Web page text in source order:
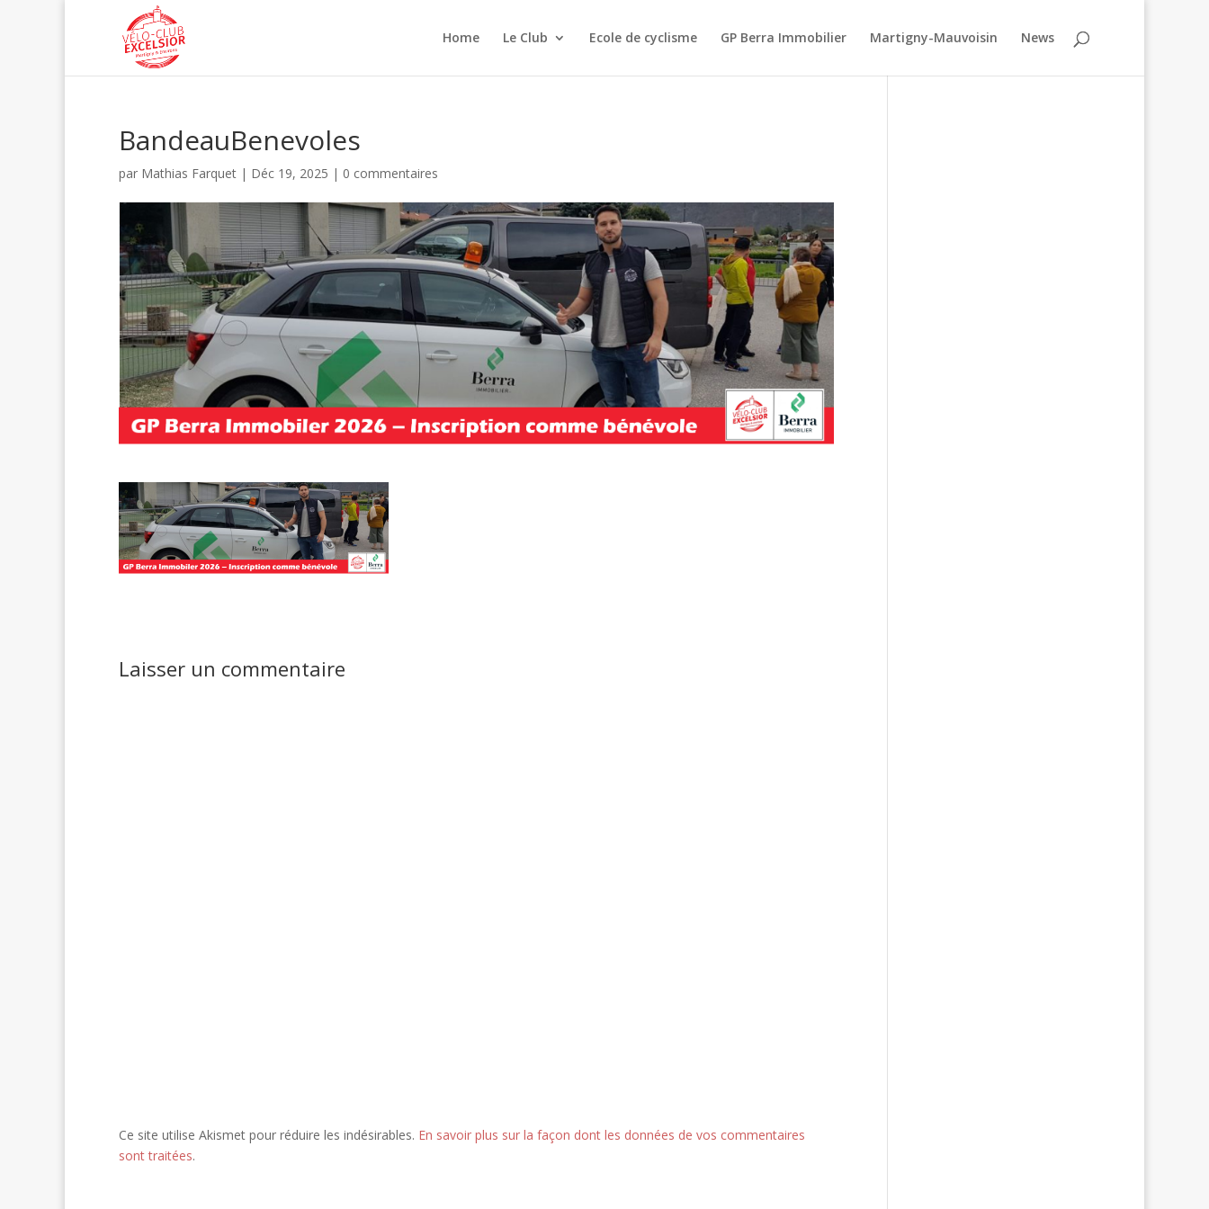
Home Le Club Ecole de cyclisme GP Berra Immobilier Martigny-Mauvoisin News
BandeauBenevoles
par Mathias Farquet | Déc 19, 2025 | 0 commentaires
Laisser un commentaire
Ce site utilise Akismet pour réduire les indésirables. En savoir plus sur la façon dont les données de vos commentaires
sont traitées.